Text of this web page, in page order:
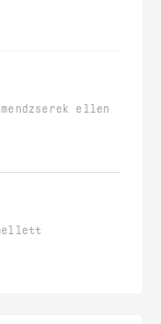
ellen